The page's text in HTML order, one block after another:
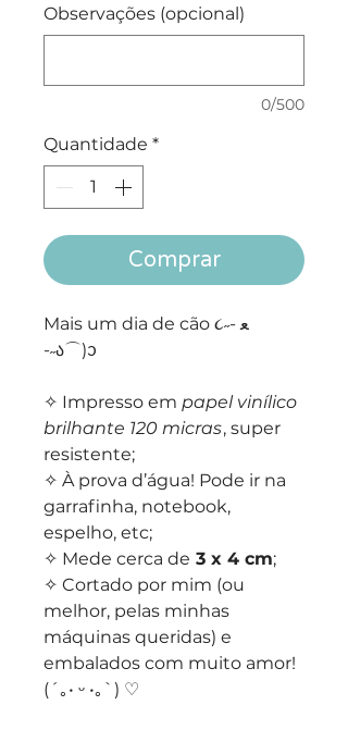
Observações (opcional)
0/500
Quantidade *
Comprar
Mais um dia de cão ૮˶- ﻌ
-˶ა⌒)ᦱ
✧ Impresso em papel vinílico
brilhante 120 micras, super
resistente;
✧ À prova d’água! Pode ir na
garrafinha, notebook,
espelho, etc;
✧ Mede cerca de 3 x 4 cm;
✧ Cortado por mim (ou
melhor, pelas minhas
máquinas queridas) e
embalados com muito amor!
(´｡• ᵕ •｡`) ♡